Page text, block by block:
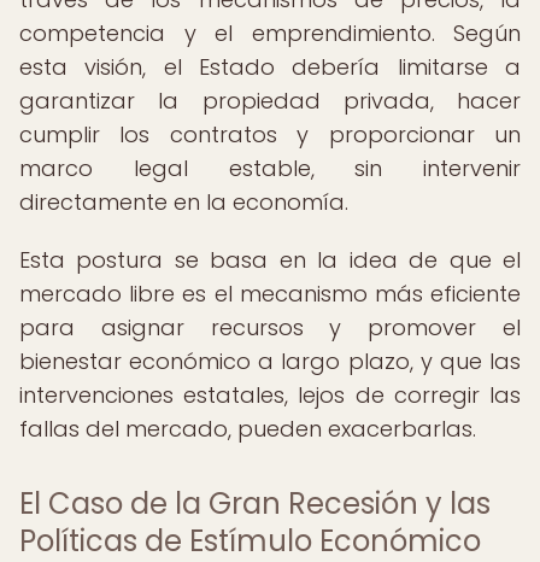
competencia y el emprendimiento. Según
esta visión, el Estado debería limitarse a
garantizar la propiedad privada, hacer
cumplir los contratos y proporcionar un
marco legal estable, sin intervenir
directamente en la economía.
Esta postura se basa en la idea de que el
mercado libre es el mecanismo más eficiente
para asignar recursos y promover el
bienestar económico a largo plazo, y que las
intervenciones estatales, lejos de corregir las
fallas del mercado, pueden exacerbarlas.
El Caso de la Gran Recesión y las
Políticas de Estímulo Económico